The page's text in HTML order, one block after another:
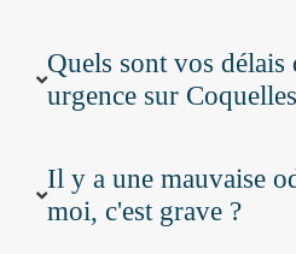
Quels sont vos
urgence sur
Il y a une mauvaise
moi, c'est grave ?